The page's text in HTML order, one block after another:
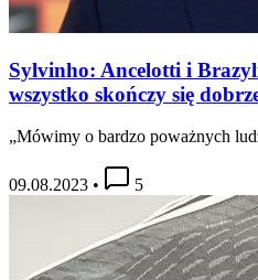
Sylvinho: Ancelotti i
wszystko skończy się
„Mówimy o bardzo poważnych
09.08.2023 • 5